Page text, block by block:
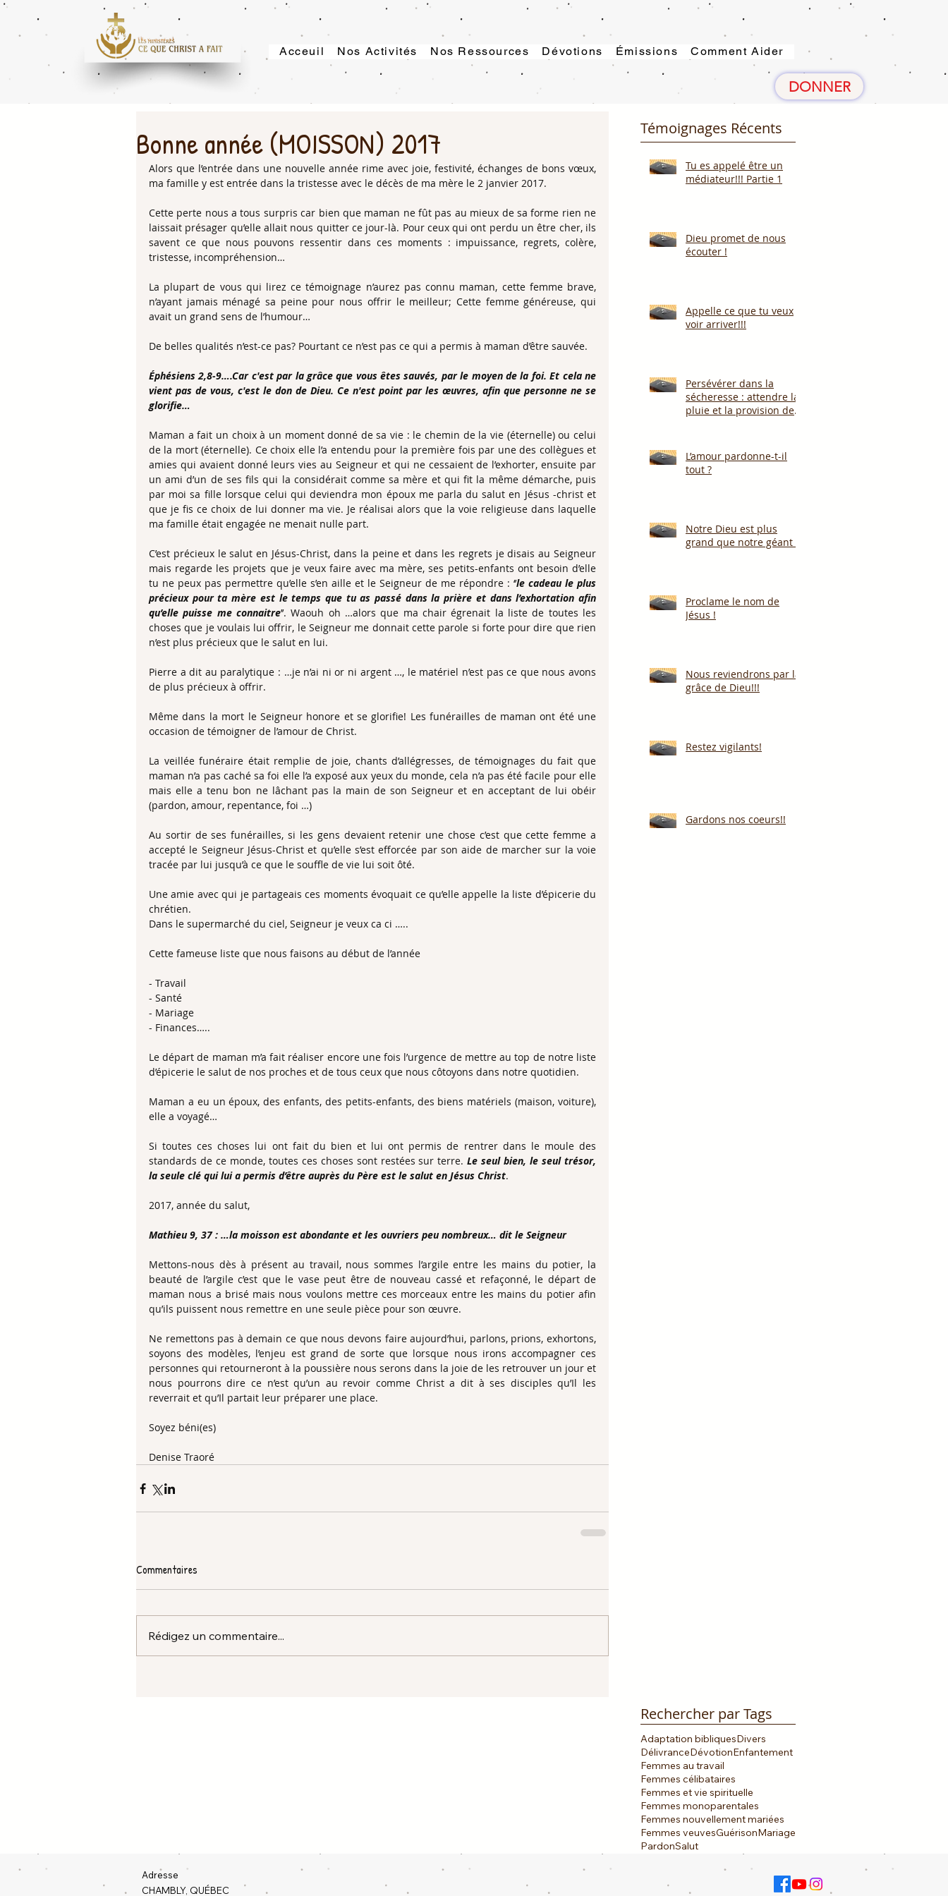
Acceuil Nos Activités Nos Ressources Dévotions Émissions Comment Aider
DONNER
Bonne année (MOISSON) 2017
Alors que l’entrée dans une nouvelle année rime avec joie, festivité, échanges de bons vœux,
ma famille y est entrée dans la tristesse avec le décès de ma mère le 2 janvier 2017.
Cette perte nous a tous surpris car bien que maman ne fût pas au mieux de sa forme rien ne
laissait présager qu’elle allait nous quitter ce jour-là. Pour ceux qui ont perdu un être cher, ils
savent ce que nous pouvons ressentir dans ces moments : impuissance, regrets, colère,
tristesse, incompréhension…
La plupart de vous qui lirez ce témoignage n’aurez pas connu maman, cette femme brave,
n’ayant jamais ménagé sa peine pour nous offrir le meilleur; Cette femme généreuse, qui
avait un grand sens de l’humour…
De belles qualités n’est-ce pas? Pourtant ce n’est pas ce qui a permis à maman d’être sauvée.
Éphésiens 2,8-9….Car c'est par la grâce que vous êtes sauvés, par le moyen de la foi. Et cela ne
vient pas de vous, c'est le don de Dieu. Ce n'est point par les œuvres, afin que personne ne se
glorifie…
Maman a fait un choix à un moment donné de sa vie : le chemin de la vie (éternelle) ou celui
de la mort (éternelle). Ce choix elle l’a entendu pour la première fois par une des collègues et
amies qui avaient donné leurs vies au Seigneur et qui ne cessaient de l’exhorter, ensuite par
un ami d’un de ses fils qui la considérait comme sa mère et qui fit la même démarche, puis
par moi sa fille lorsque celui qui deviendra mon époux me parla du salut en Jésus -christ et
que je fis ce choix de lui donner ma vie. Je réalisai alors que la voie religieuse dans laquelle
ma famille était engagée ne menait nulle part.
C’est précieux le salut en Jésus-Christ, dans la peine et dans les regrets je disais au Seigneur
mais regarde les projets que je veux faire avec ma mère, ses petits-enfants ont besoin d’elle
tu ne peux pas permettre qu’elle s’en aille et le Seigneur de me répondre : ‘’le cadeau le plus
précieux pour ta mère est le temps que tu as passé dans la prière et dans l’exhortation afin
qu’elle puisse me connaitre’’. Waouh oh …alors que ma chair égrenait la liste de toutes les
choses que je voulais lui offrir, le Seigneur me donnait cette parole si forte pour dire que rien
n’est plus précieux que le salut en lui.
Pierre a dit au paralytique : …je n’ai ni or ni argent …, le matériel n’est pas ce que nous avons
de plus précieux à offrir.
Même dans la mort le Seigneur honore et se glorifie! Les funérailles de maman ont été une
occasion de témoigner de l’amour de Christ.
La veillée funéraire était remplie de joie, chants d’allégresses, de témoignages du fait que
maman n’a pas caché sa foi elle l’a exposé aux yeux du monde, cela n’a pas été facile pour elle
mais elle a tenu bon ne lâchant pas la main de son Seigneur et en acceptant de lui obéir
(pardon, amour, repentance, foi …)
Au sortir de ses funérailles, si les gens devaient retenir une chose c’est que cette femme a
accepté le Seigneur Jésus-Christ et qu’elle s’est efforcée par son aide de marcher sur la voie
tracée par lui jusqu’à ce que le souffle de vie lui soit ôté.
Une amie avec qui je partageais ces moments évoquait ce qu’elle appelle la liste d’épicerie du
chrétien.
Dans le supermarché du ciel, Seigneur je veux ca ci …..
Cette fameuse liste que nous faisons au début de l’année
- Travail
- Santé
- Mariage
- Finances…..
Le départ de maman m’a fait réaliser encore une fois l’urgence de mettre au top de notre liste
d’épicerie le salut de nos proches et de tous ceux que nous côtoyons dans notre quotidien.
Maman a eu un époux, des enfants, des petits-enfants, des biens matériels (maison, voiture),
elle a voyagé…
Si toutes ces choses lui ont fait du bien et lui ont permis de rentrer dans le moule des
standards de ce monde, toutes ces choses sont restées sur terre. Le seul bien, le seul trésor,
la seule clé qui lui a permis d’être auprès du Père est le salut en Jésus Christ.
2017, année du salut,
Mathieu 9, 37 : …la moisson est abondante et les ouvriers peu nombreux… dit le Seigneur
Mettons-nous dès à présent au travail, nous sommes l’argile entre les mains du potier, la
beauté de l’argile c’est que le vase peut être de nouveau cassé et refaçonné, le départ de
maman nous a brisé mais nous voulons mettre ces morceaux entre les mains du potier afin
qu’ils puissent nous remettre en une seule pièce pour son œuvre.
Ne remettons pas à demain ce que nous devons faire aujourd’hui, parlons, prions, exhortons,
soyons des modèles, l’enjeu est grand de sorte que lorsque nous irons accompagner ces
personnes qui retourneront à la poussière nous serons dans la joie de les retrouver un jour et
nous pourrons dire ce n’est qu’un au revoir comme Christ a dit à ses disciples qu’Il les
reverrait et qu’Il partait leur préparer une place.
Soyez béni(es)
Denise Traoré
Commentaires
Rédigez un commentaire...
Témoignages Récents
Tu es appelé être un
médiateur!!! Partie 1
Dieu promet de nous
écouter !
Appelle ce que tu veux
voir arriver!!!
Persévérer dans la
sécheresse : attendre la
pluie et la provision de
L’amour pardonne-t-il
tout ?
Notre Dieu est plus
grand que notre géant !
Proclame le nom de
Jésus !
Nous reviendrons par la
grâce de Dieu!!!
Restez vigilants!
Gardons nos coeurs!!
Rechercher par Tags
Adaptation bibliquesDivers
DélivranceDévotionEnfantement
Femmes au travail
Femmes célibataires
Femmes et vie spirituelle
Femmes monoparentales
Femmes nouvellement mariées
Femmes veuvesGuérisonMariage
PardonSalut
Adresse
CHAMBLY, QUÉBEC